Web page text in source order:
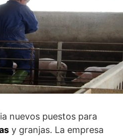
nuevos puestos para
y granjas. La empresa